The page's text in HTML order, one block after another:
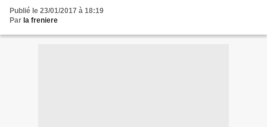
Publié le 23/01/2017 à 18:19
Par la freniere